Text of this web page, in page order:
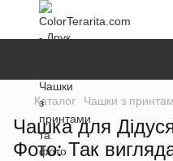
Каталог Чашки з
Чашка для
Фото: Так